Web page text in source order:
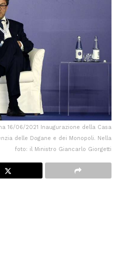
16/06/2021 Inaugurazione della Casa
delle Dogane e dei Monopoli. Nella
foto: il Ministro Giancarlo Giorgetti